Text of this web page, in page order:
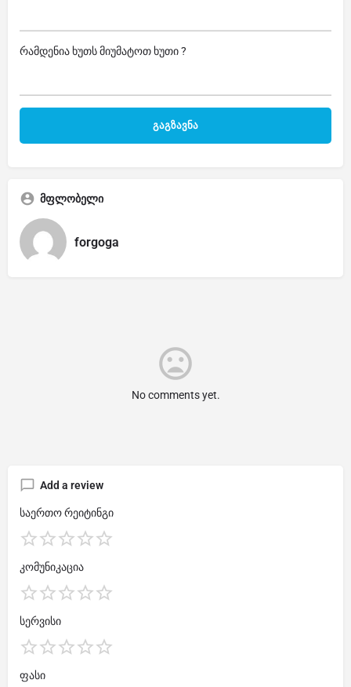
რამდენია ხუთს მიუმატოთ ხუთი ?
მფლობელი
forgoga
No comments yet.
Add a review
საერთო რეიტინგი
კომუნიკაცია
სერვისი
ფასი